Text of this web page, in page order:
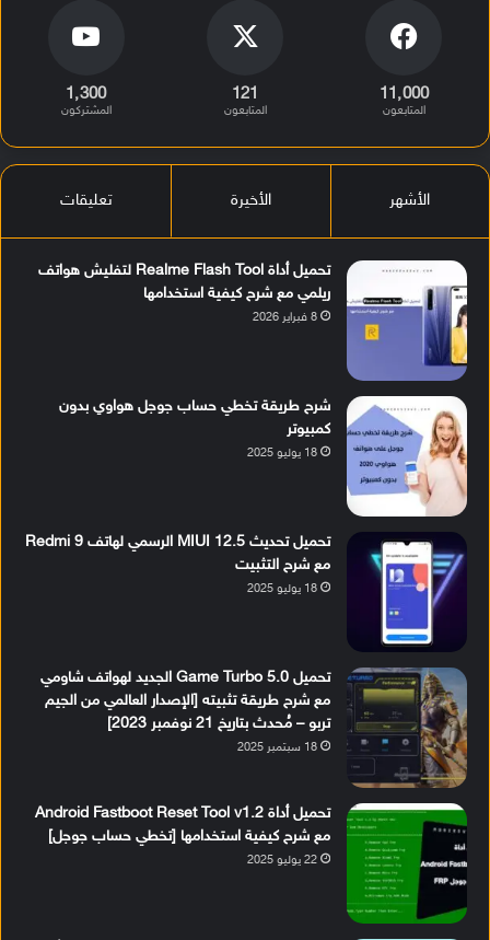
11٬000
المتابعون
121
المتابعون
1٬300
المشتركون
الأشهر الأخيرة تعليقات
تحميل أداة Realme Flash Tool لتفليش هواتف
ريلمي مع شرح كيفية استخدامها
8 فبراير 2026
شرح طريقة تخطي حساب جوجل هواوي بدون
كمبيوتر
18 يوليو 2025
تحميل تحديث MIUI 12.5 الرسمي لهاتف Redmi 9
مع شرح التثبيت
18 يوليو 2025
تحميل Game Turbo 5.0 الجديد لهواتف شاومي
مع شرح طريقة تثبيته [الإصدار العالمي من الجيم
تربو – مُحدث بتاريخ 21 نوفمبر 2023]
18 سبتمبر 2025
تحميل أداة Android Fastboot Reset Tool v1.2
مع شرح كيفية استخدامها [تخطي حساب جوجل]
22 يوليو 2025